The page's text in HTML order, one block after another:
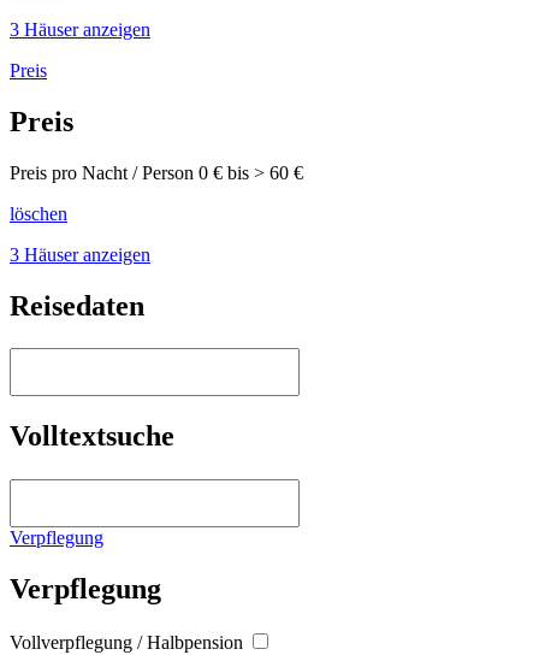
3 Häuser anzeigen
Preis
Preis
Preis pro Nacht / Person 0 € bis > 60 €
löschen
3 Häuser anzeigen
Reisedaten
Volltextsuche
Verpflegung
Verpflegung
Vollverpflegung / Halbpension